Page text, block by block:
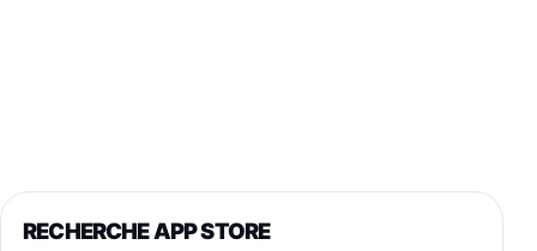
RECHERCHE APP STORE